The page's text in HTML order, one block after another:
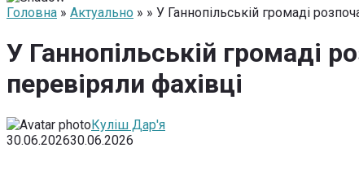
Головна » Актуально » » У Ганнопільській громаді
У Ганнопільській громаді
перевіряли фахівці
Куліш Дар'я
30.06.202630.06.2026